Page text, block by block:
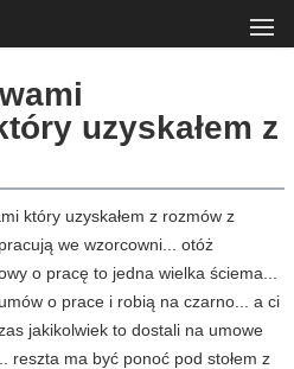
uzyskałem z
który uzyskałem z rozmów z
we wzorcowni... otóż
o pracę to jedna wielka ściema...
o prace i robią na czarno... a ci
jakikolwiek to dostali na umowe
reszta ma być ponoć pod stołem z